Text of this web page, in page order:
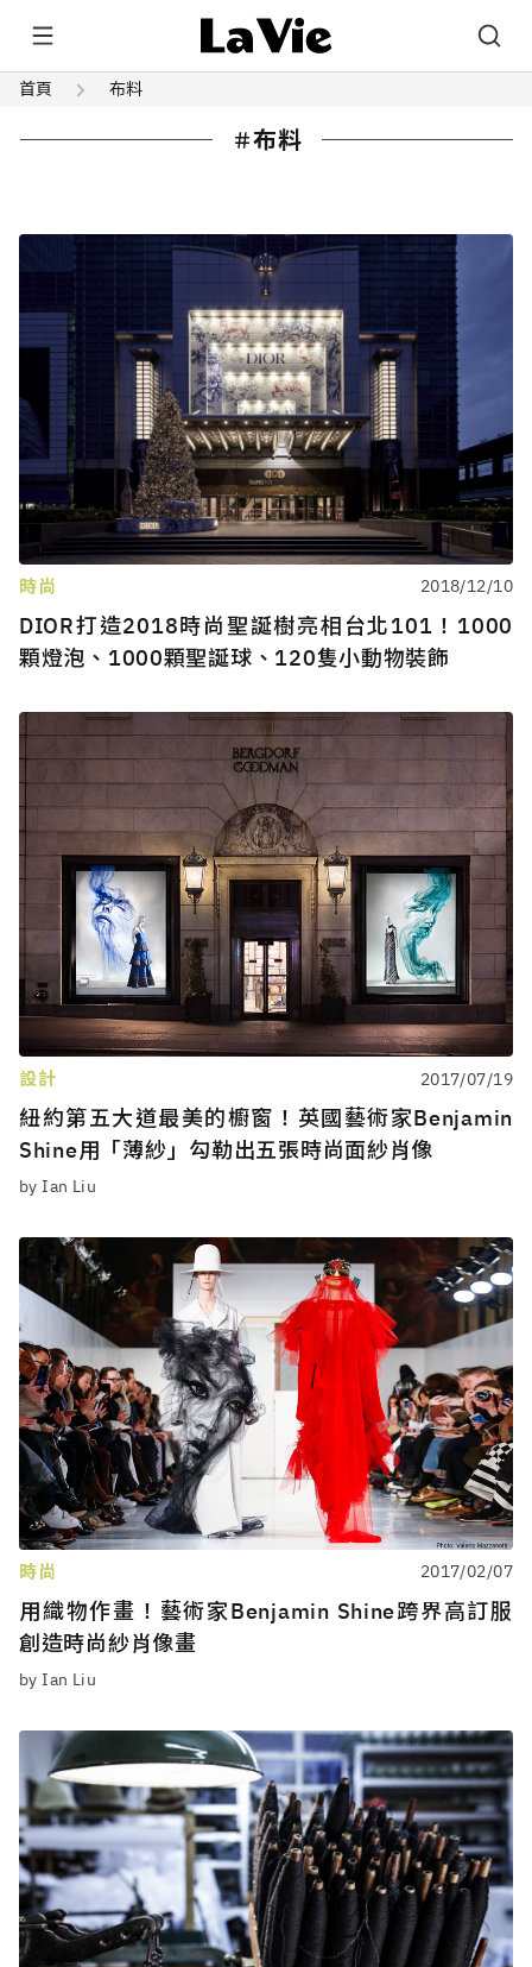
首頁 布料
布料
時尚 2018/12/10
DIOR打造2018時尚聖誕樹亮相台北101！1000
顆燈泡、1000顆聖誕球、120隻小動物裝飾
設計 2017/07/19
紐約第五大道最美的櫥窗！英國藝術家Benjamin
Shine用「薄紗」勾勒出五張時尚面紗肖像
by Ian Liu
時尚 2017/02/07
用織物作畫！藝術家Benjamin Shine跨界高訂服
創造時尚紗肖像畫
by Ian Liu